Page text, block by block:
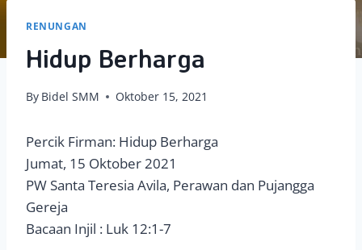
RENUNGAN
Hidup Berharga
By Bidel SMM Oktober 15, 2021
Percik Firman: Hidup Berharga
Jumat, 15 Oktober 2021
PW Santa Teresia Avila, Perawan dan Pujangga
Gereja
Bacaan Injil : Luk 12:1-7